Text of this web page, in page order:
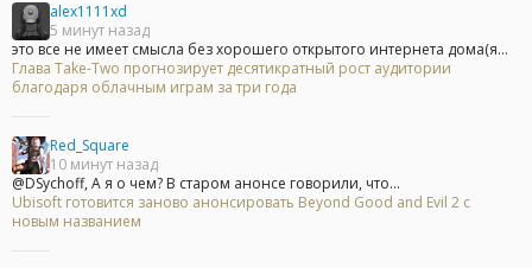
alex1111xd
5 минут назад
это все не имеет смысла без хорошего открытого интернета дома(я...
Глава Take-Two прогнозирует десятикратный рост аудитории
благодаря облачным играм за три года
Red_Square
10 минут назад
@DSychoff, А я о чем? В старом анонсе говорили, что...
Ubisoft готовится заново анонсировать Beyond Good and Evil 2 с
новым названием